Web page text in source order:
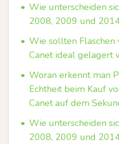
• Wie unterscheiden
2008, 2009 und
• Wie sollten Flaschen
Canet ideal gelagert
• Woran erkennt man
Echtheit beim Kauf
Canet auf dem
• Wie unterscheiden
2008, 2009 und